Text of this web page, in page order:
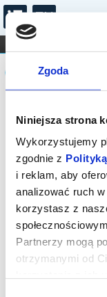
Zgoda
Niniejsza strona
Wykorzystujemy
zgodnie z
i reklam, aby
analizować ruch
korzystasz z
Partnerzy mogą
otrzymanymi od
FILHARMONIA
DLA DZIECI
Komunikat
Sprzedaż
została